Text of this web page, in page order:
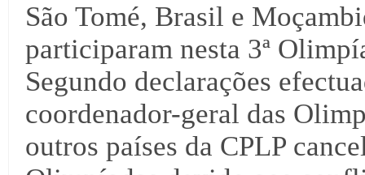
São Tomé, Brasil e
participaram nesta 3ª
Segundo declarações
coordenador-geral das
outros países da CPLP